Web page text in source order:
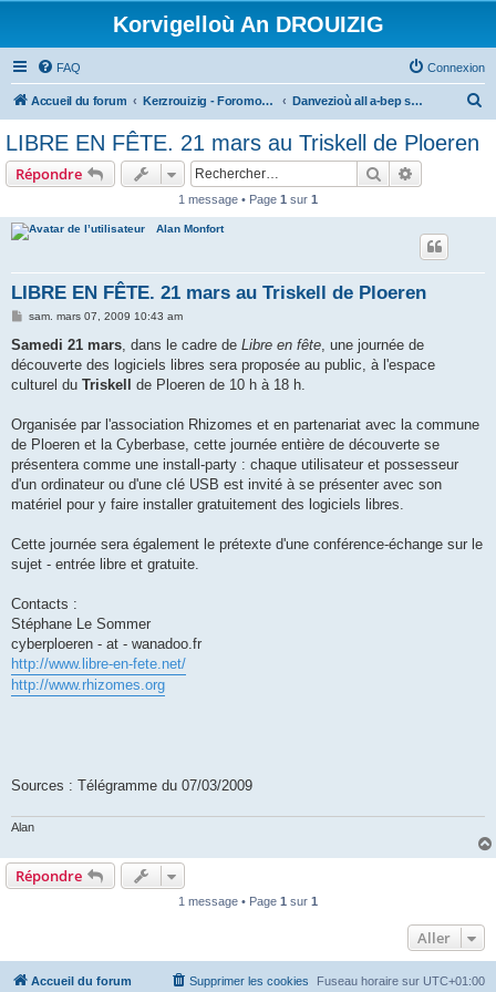
Korvigelloù An DROUIZIG
FAQ Connexion
Accueil du forum Kerzrouizig - Foromoù An Drouizig Danvezioù all a-bep seurt
LIBRE EN FÊTE. 21 mars au Triskell de Ploeren
Répondre Rechercher
1 message • Page 1 sur 1
Alan Monfort
LIBRE EN FÊTE. 21 mars au Triskell de Ploeren
M
s
a
g
sam. mars 07, 2009 10:43 am
Samedi 21 mars, dans le cadre de Libre en fête, une journée de
découverte des logiciels libres sera proposée au public, à l'espace
culturel du Triskell de Ploeren de 10 h à 18 h.
Organisée par l'association Rhizomes et en partenariat avec la commune
de Ploeren et la Cyberbase, cette journée entière de découverte se
présentera comme une install-party : chaque utilisateur et possesseur
d'un ordinateur ou d'une clé USB est invité à se présenter avec son
matériel pour y faire installer gratuitement des logiciels libres.
Cette journée sera également le prétexte d'une conférence-échange sur le
sujet - entrée libre et gratuite.
Contacts :
Stéphane Le Sommer
cyberploeren - at - wanadoo.fr
http://www.libre-en-fete.net/
http://www.rhizomes.org
Sources : Télégramme du 07/03/2009
Alan
Répondre
1 message • Page 1 sur 1
Aller
Accueil du forum Fuseau horaire sur UTC+01:00
Supprimer les cookies